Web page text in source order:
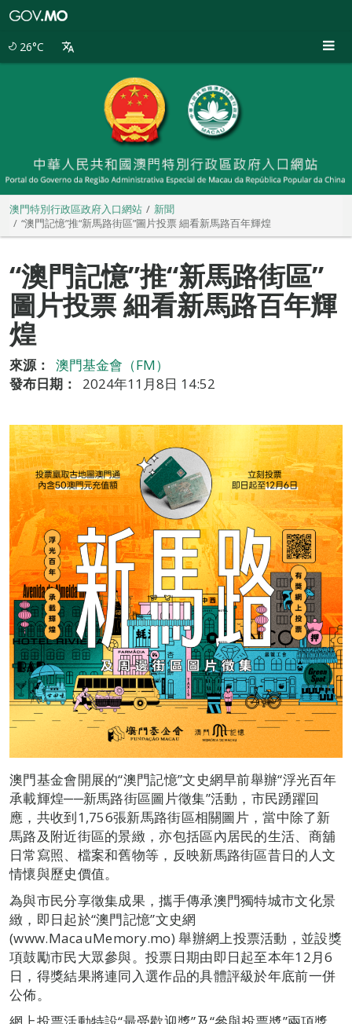
26°C
澳門特別行政區政府入口網站
新聞
“澳門記憶”推“新馬路街區”圖片投票 細看新馬路百年輝煌
“澳門記憶”推“新馬路街區”
圖片投票 細看新馬路百年輝
煌
來源：
澳門基金會（FM）
發布日期：
2024年11月8日 14:52
澳門基金會開展的“澳門記憶”文史網早前舉辦“浮光百年
承載輝煌──新馬路街區圖片徵集”活動，市民踴躍回
應，共收到1,756張新馬路街區相關圖片，當中除了新
馬路及附近街區的景緻，亦包括區內居民的生活、商舖
日常寫照、檔案和舊物等，反映新馬路街區昔日的人文
情懷與歷史價值。
為與市民分享徵集成果，攜手傳承澳門獨特城市文化景
緻，即日起於“澳門記憶”文史網
(www.MacauMemory.mo) 舉辦網上投票活動，並設獎
項鼓勵市民大眾參與。投票日期由即日起至本年12月6
日，得獎結果將連同入選作品的具體評級於年底前一併
公佈。